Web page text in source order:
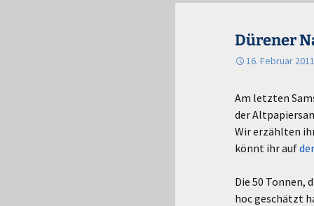
Dürener
16. Februar 2011
Am letzten
der
Wir erzählten
könnt ihr auf
Die 50 Tonnen,
hoc geschätzt